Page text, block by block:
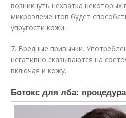
возникнуть нехватка некоторых
микроэлементов будет
упругости кожи.
7. Вредные привычки.
негативно сказываются на
включая и кожу.
Бoтoкс для лба: процедура